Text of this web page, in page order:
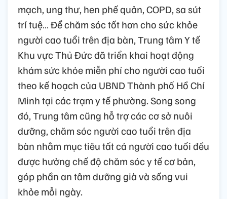
mạch, ung thư, hen phế quản, COPD, sa sút
trí tuệ… Để chăm sóc tốt hơn cho sức khỏe
người cao tuổi trên địa bàn, Trung tâm Y tế
Khu vực Thủ Đức đã triển khai hoạt động
khám sức khỏe miễn phí cho người cao tuổi
theo kế hoạch của UBND Thành phố Hồ Chí
Minh tại các trạm y tế phường. Song song
đó, Trung tâm cũng hỗ trợ các cơ sở nuôi
dưỡng, chăm sóc người cao tuổi trên địa
bàn nhằm mục tiêu tất cả người cao tuổi đều
được hưởng chế độ chăm sóc y tế cơ bản,
góp phần an tâm dưỡng già và sống vui
khỏe mỗi ngày.